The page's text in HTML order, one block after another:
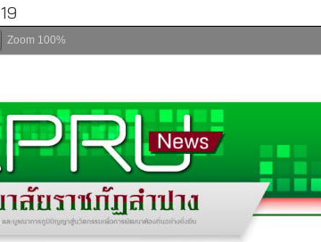
19
Zoom 100%